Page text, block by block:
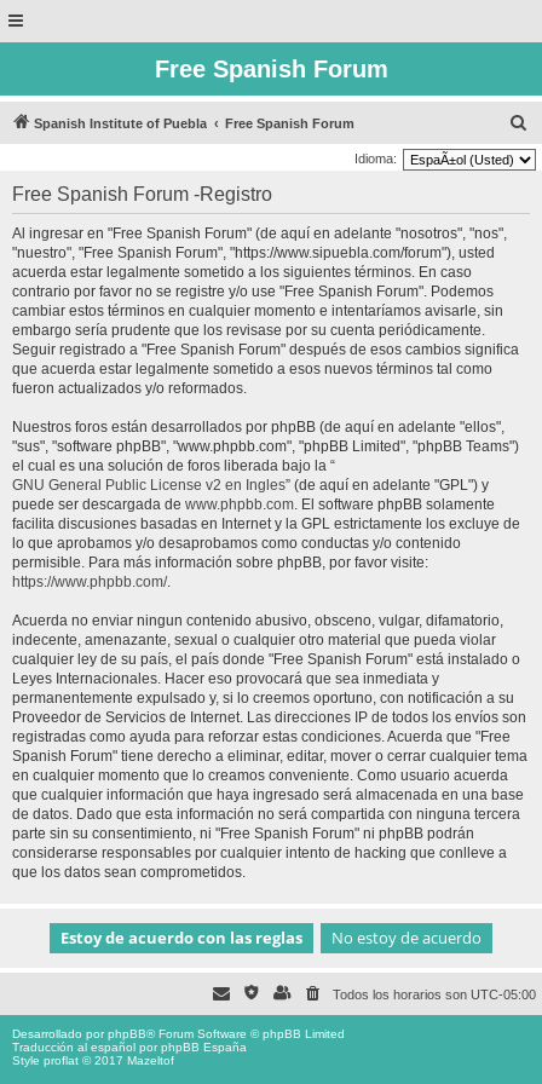
Free Spanish Forum
Spanish Institute of Puebla Free Spanish Forum
u
Idioma:
Free Spanish Forum -Registro
Al ingresar en "Free Spanish Forum" (de aquí en adelante "nosotros", "nos",
"nuestro", "Free Spanish Forum", "https://www.sipuebla.com/forum"), usted
acuerda estar legalmente sometido a los siguientes términos. En caso
contrario por favor no se registre y/o use "Free Spanish Forum". Podemos
cambiar estos términos en cualquier momento e intentaríamos avisarle, sin
embargo sería prudente que los revisase por su cuenta periódicamente.
Seguir registrado a "Free Spanish Forum" después de esos cambios significa
que acuerda estar legalmente sometido a esos nuevos términos tal como
fueron actualizados y/o reformados.
Nuestros foros están desarrollados por phpBB (de aquí en adelante "ellos",
"sus", "software phpBB", "www.phpbb.com", "phpBB Limited", "phpBB Teams")
el cual es una solución de foros liberada bajo la “
GNU General Public License v2 en Ingles” (de aquí en adelante "GPL") y
puede ser descargada de www.phpbb.com. El software phpBB solamente
facilita discusiones basadas en Internet y la GPL estrictamente los excluye de
lo que aprobamos y/o desaprobamos como conductas y/o contenido
permisible. Para más información sobre phpBB, por favor visite:
https://www.phpbb.com/.
Acuerda no enviar ningun contenido abusivo, obsceno, vulgar, difamatorio,
indecente, amenazante, sexual o cualquier otro material que pueda violar
cualquier ley de su país, el país donde "Free Spanish Forum" está instalado o
Leyes Internacionales. Hacer eso provocará que sea inmediata y
permanentemente expulsado y, si lo creemos oportuno, con notificación a su
Proveedor de Servicios de Internet. Las direcciones IP de todos los envíos son
registradas como ayuda para reforzar estas condiciones. Acuerda que "Free
Spanish Forum" tiene derecho a eliminar, editar, mover o cerrar cualquier tema
en cualquier momento que lo creamos conveniente. Como usuario acuerda
que cualquier información que haya ingresado será almacenada en una base
de datos. Dado que esta información no será compartida con ninguna tercera
parte sin su consentimiento, ni "Free Spanish Forum" ni phpBB podrán
considerarse responsables por cualquier intento de hacking que conlleve a
que los datos sean comprometidos.
Todos los horarios son UTC-05:00
Desarrollado porphpBB® Forum Software © phpBB Limited
Traducción al español porphpBB España
Style proflat © 2017 Mazeltof